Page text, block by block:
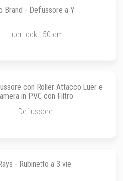
Brand - Deflussore a Y
Luer lock 150 cm
con Roller Attacco Luer e
in PVC con Filtro
Deflussore
- Rubinetto a 3 vie